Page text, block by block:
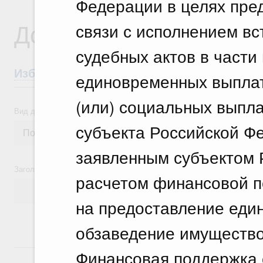
Федерации в целях
связи с исполнением
судебных актов в
единовременных
(или) социальных
субъекта Российской
заявленным
расчетом финансовой
на предоставление
обзаведение
Финансовая
Документы
Избранные документы со справками к
Вид документа
Заголовок или текст документа
14 июля, вторник